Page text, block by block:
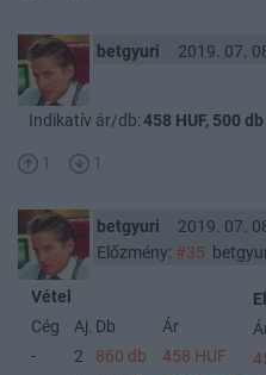
betgyuri 2019. 07.
Indikatív ár/db:458 HUF, 500 db
1 1
betgyuri
2019. 07.
Előzmény: #35
Vétel
Cég
Aj. Db
Ár
-
2 860 db
458 HUF